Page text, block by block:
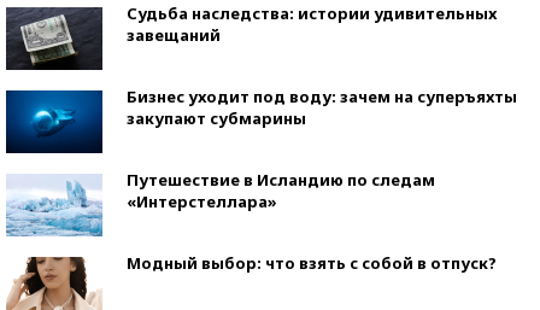
Судьба наследства: истории удивительных
завещаний
Бизнес уходит под воду: зачем на суперъяхты
закупают субмарины
Путешествие в Исландию по следам
«Интерстеллара»
Модный выбор: что взять с собой в отпуск?